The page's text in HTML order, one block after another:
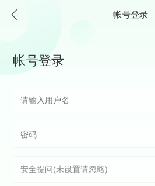
帐号登录
帐号登录